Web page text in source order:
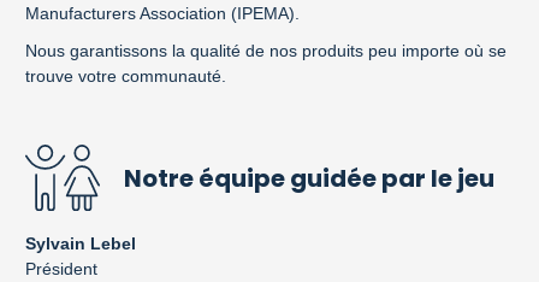
Manufacturers Association (IPEMA).
Nous garantissons la qualité de nos produits peu importe où se
trouve votre communauté.
Notre équipe guidée par le jeu
Sylvain Lebel
Président